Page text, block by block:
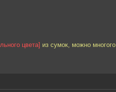
цвета] из сумок, можно многого